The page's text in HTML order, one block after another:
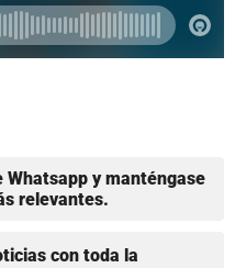
Whatsapp y manténgase
relevantes.
con toda la